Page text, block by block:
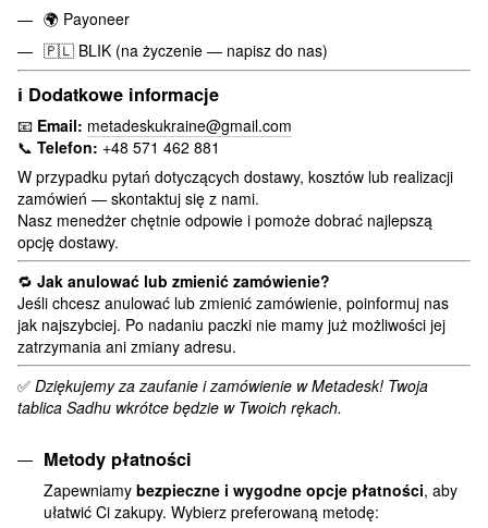
🌍 Payoneer
🇵🇱 BLIK (na życzenie — napisz do nas)
ℹ️ Dodatkowe informacje
📧 Email: metadeskukraine@gmail.com
📞 Telefon: +48 571 462 881
W przypadku pytań dotyczących dostawy, kosztów lub realizacji
zamówień — skontaktuj się z nami.
Nasz menedżer chętnie odpowie i pomoże dobrać najlepszą
opcję dostawy.
🔁 Jak anulować lub zmienić zamówienie?
Jeśli chcesz anulować lub zmienić zamówienie, poinformuj nas
jak najszybciej. Po nadaniu paczki nie mamy już możliwości jej
zatrzymania ani zmiany adresu.
✅ Dziękujemy za zaufanie i zamówienie w Metadesk! Twoja
tablica Sadhu wkrótce będzie w Twoich rękach.
Metody płatności
Zapewniamy bezpieczne i wygodne opcje płatności, aby
ułatwić Ci zakupy. Wybierz preferowaną metodę: